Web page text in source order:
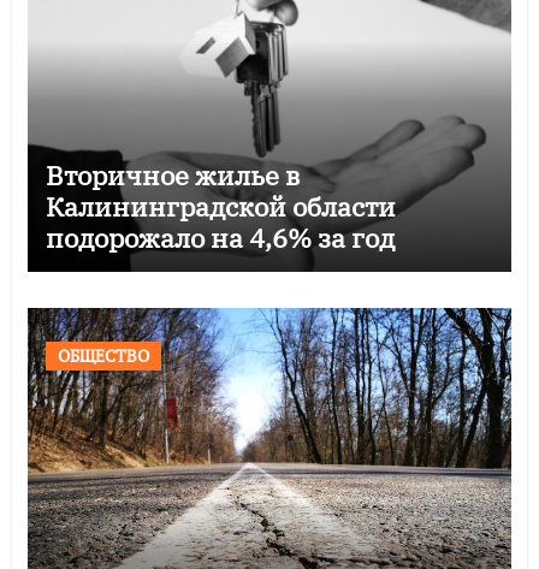
Вторичное жилье в
Калининградской области
подорожало на 4,6% за год
ОБЩЕСТВО